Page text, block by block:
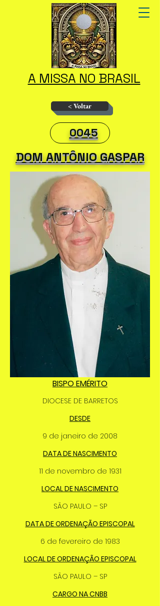
A MISSA NO BRASIL
< Voltar
0045
DOM ANTÔNIO GASPAR
BISPO EMÉRITO
DIOCESE DE BARRETOS
DESDE
9 de janeiro de 2008
DATA DE NASCIMENTO
11 de novembro de 1931
LOCAL DE NASCIMENTO
SÃO PAULO – SP
DATA DE ORDENAÇÃO EPISCOPAL
6 de fevereiro de 1983
LOCAL DE ORDENAÇÃO EPISCOPAL
SÃO PAULO – SP
CARGO NA CNBB